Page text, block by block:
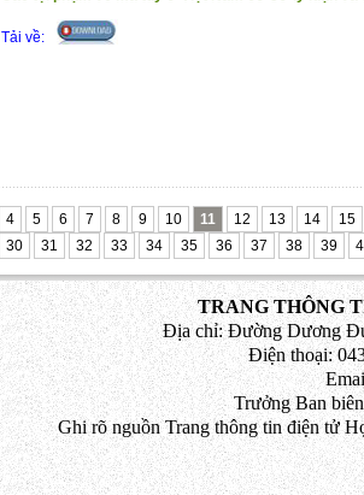
Tải về:
4 5 6 7 8 9 10 11 12 13 14
15
30 31 32 33 34 35 36 37 38 39
TRANG THÔNG
Địa chỉ: Đường Dương
Điện thoại:
Trưởng Ban
Ghi rõ nguồn Trang thông tin điện tử